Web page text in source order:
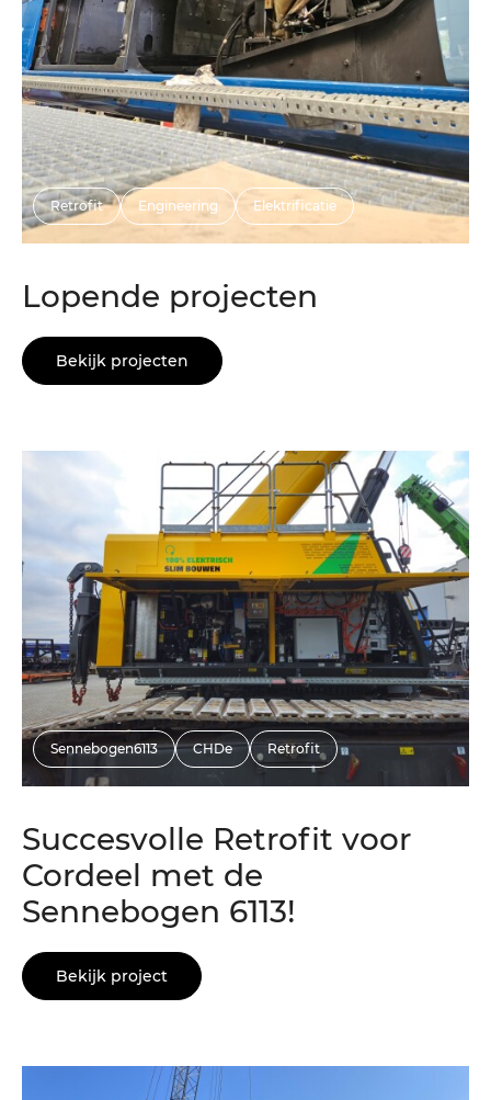
Retrofit Engineering Elektrificatie
Lopende projecten
Bekijk projecten
Sennebogen6113 CHDe Retrofit
Succesvolle Retrofit voor
Cordeel met de
Sennebogen 6113!
Bekijk project